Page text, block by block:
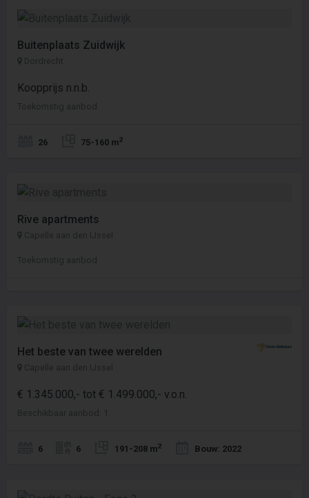
Buitenplaats Zuidwijk
Dordrecht
Koopprijs n.n.b.
Toekomstig aanbod
26 75-160 m2
Rive apartments
Capelle aan den IJssel
Toekomstig aanbod
Het beste van twee werelden
Capelle aan den IJssel
€ 1.345.000,- tot € 1.499.000,- v.o.n.
Beschikbaar aanbod: 1
6 6 191-208 m2 Bouw: 2022